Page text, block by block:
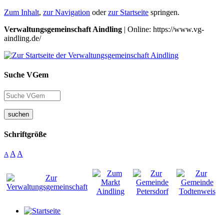
Zum Inhalt, zur Navigation oderzur Startseite springen.
Verwaltungsgemeinschaft Aindling | Online: https://www.vg-
aindling.de/
Suche VGem
suchen
Schriftgröße
A A A